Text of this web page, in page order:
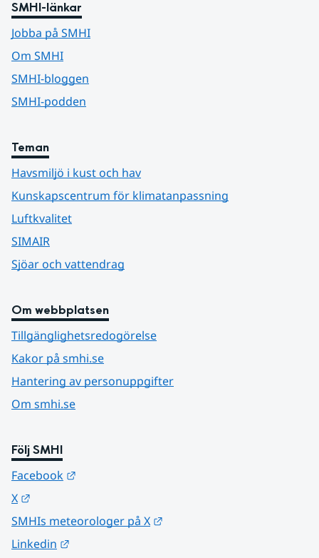
SMHI-länkar
Jobba på SMHI
Om SMHI
SMHI-bloggen
SMHI-podden
Teman
Havsmiljö i kust och hav
Kunskapscentrum för klimatanpassning
Luftkvalitet
SIMAIR
Sjöar och vattendrag
Om webbplatsen
Tillgänglighetsredogörelse
Kakor på smhi.se
Hantering av personuppgifter
Om smhi.se
Följ SMHI
Facebook
X
SMHIs meteorologer på X
Linkedin